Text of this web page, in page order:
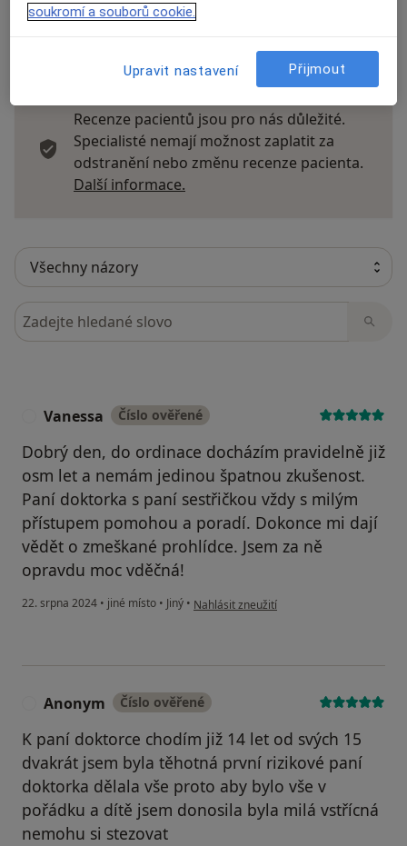
Recenze pacientů jsou pro nás důležité.
Specialisté nemají možnost zaplatit za
odstranění nebo změnu recenze pacienta.
Další informace.
Hledejte v názorech
Vanessa Číslo ověřené
Dobrý den, do ordinace docházím pravidelně již
osm let a nemám jedinou špatnou zkušenost.
Paní doktorka s paní sestřičkou vždy s milým
přístupem pomohou a poradí. Dokonce mi dají
vědět o zmeškané prohlídce. Jsem za ně
opravdu moc vděčná!
22. srpna 2024 • jiné místo • Jiný • podle názoru uživatele Vanessa
Nahlásit zneužití
Anonym Číslo ověřené
K paní doktorce chodím již 14 let od svých 15
dvakrát jsem byla těhotná první rizikové paní
doktorka dělala vše proto aby bylo vše v
pořádku a dítě jsem donosila byla milá vstřícná
nemohu si stezovat
soukromí a souborů cookie.
Upravit nastavení Přijmout